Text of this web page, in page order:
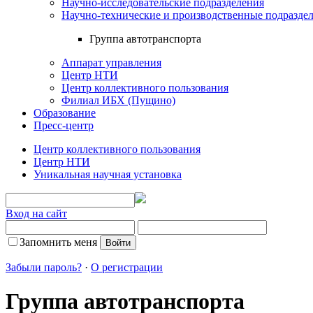
Научно-технические и производственные
Группа автотранспорта
Аппарат управления
Центр НТИ
Центр коллективного пользования
Филиал ИБХ (Пущино)
Образование
Пресс-центр
Центр коллективного пользования
Центр НТИ
Уникальная научная установка
Вход на сайт
Запомнить меня
Забыли пароль? · О регистрации
Группа автотранспорта